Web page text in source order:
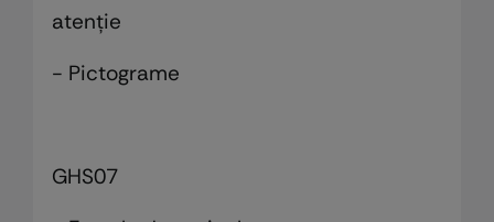
atenţie
- Pictograme
GHS07